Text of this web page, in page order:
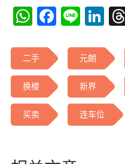
WhatsApp
Line
二手 元朗
换楼 新界
买卖 连车位